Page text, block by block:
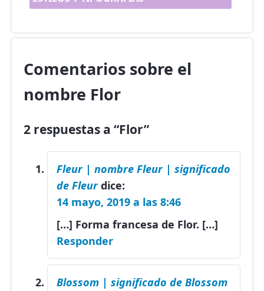
Comentarios sobre el
nombre Flor
2 respuestas a “Flor”
Fleur | nombre Fleur | significado
de Fleur dice:
14 mayo, 2019 a las 8:46
[…] Forma francesa de Flor. […]
Responder
Blossom | significado de Blossom